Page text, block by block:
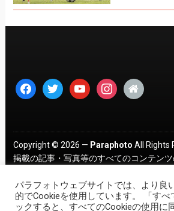
facebooktwitter youtubeinstagram
home
Copyright © 2026 — Paraphoto All Rights
掲載の記事・写真等のすべてのコンテン
パラフォトウェブサイトでは、より良
的でCookieを使用しています。 「すべ
ックすると、すべてのCookieの使用に